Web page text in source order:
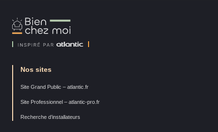
Bien
Chez
Nos sites
Site Grand Public – atlantic.fr
Site Professionnel – atlantic-pro.fr
Recherche d’installateurs